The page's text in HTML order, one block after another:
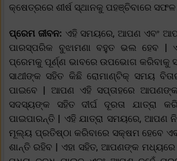
କ୍ଷେତ୍ରରେ ଶୀର୍ଷ ସ୍ଥାନକୁ ପହଞ୍ଚିବାରେ
ପ୍ରେମ ଜୀବନ: ଏହି ସମୟରେ, ଆପଣ ଏବଂ
ପାରସ୍ପରିକ ବୁଝାମଣା ବହୁତ ଭଲ ହେବ |
ପ୍ରେମକୁ ପୂର୍ଣ୍ଣ ଭାବରେ ଉପଭୋଗ କରିବାକୁ
ସାଥୀଙ୍କ ସହିତ କିଛି ରୋମାଣ୍ଟିକ୍ ସମୟ
ପାଇବେ | ଆପଣ ଏହି ସପ୍ତାହରେ ଆପଣଙ୍କ
ସଦସ୍ୟଙ୍କ ସହିତ ଦୀର୍ଘ ଦୂରତା ଯାତ୍ରା
ପାଇପାରନ୍ତି | ଏହି ଯାତ୍ରା ସମୟରେ, ଆପଣ
ମୂଲ୍ୟ ପ୍ରତିଷ୍ଠା କରିବାରେ ସକ୍ଷମ ହେବେ
ଶାନ୍ତି ରହିବ | ଏହା ସହିତ, ଆପଣଙ୍କ ମଧ୍ୟରେ